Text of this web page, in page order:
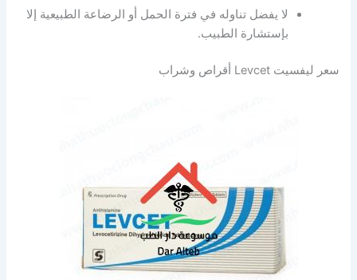
لا يفضل تناوله في فترة الحمل أو الرضاعة الطبيعية إلا
بإستشارة الطبيب.
سعر ليفسيت Levcet أقراص وشراب